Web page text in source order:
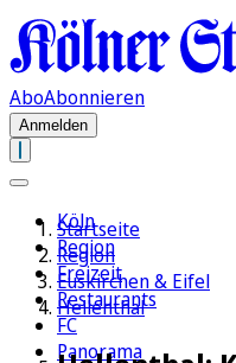
AboAbonnieren
Anmelden
Köln
Region
Freizeit
Restaurants
FC
Panorama
Startseite
Region
Euskirchen & Eifel
Hellenthal